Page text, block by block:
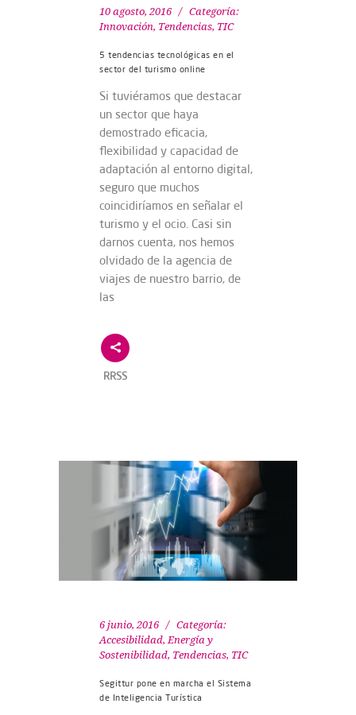
10 agosto, 2016
Categoría:
Innovación, Tendencias, TIC
5 tendencias tecnológicas en el
sector del turismo online
Si tuviéramos que destacar
un sector que haya
demostrado eficacia,
flexibilidad y capacidad de
adaptación al entorno digital,
seguro que muchos
coincidiríamos en señalar el
turismo y el ocio. Casi sin
darnos cuenta, nos hemos
olvidado de la agencia de
viajes de nuestro barrio, de
las
RRSS
6 junio, 2016
Categoría:
Accesibilidad, Energía y
Sostenibilidad, Tendencias, TIC
Segittur pone en marcha el Sistema
de Inteligencia Turística